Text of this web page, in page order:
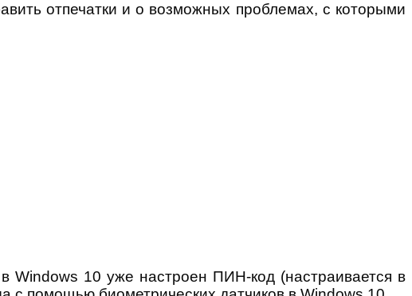
отпечатки и о возможных проблемах, с которыми
Windows 10 уже настроен ПИН-код (настраивается в